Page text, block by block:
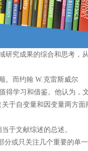
研究成果的综合和思考，从
。而约翰 W.克雷斯威尔
得学习和借鉴。他认为，
于自变量和因变量两方面
于文献综述的总述。
分或只关注几个重要的单一